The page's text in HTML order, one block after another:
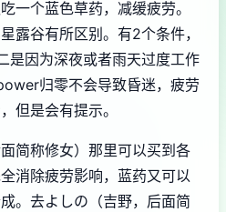
一个蓝色草药，减缓疲劳。
露谷有所区别。有2个条件，
是因为深夜或者雨天过度工作
归零不会导致昏迷，疲劳
但是会有提示。
简称修女）那里可以买到各
消除疲劳影响，蓝药又可以
。去よしの（吉野，后面简